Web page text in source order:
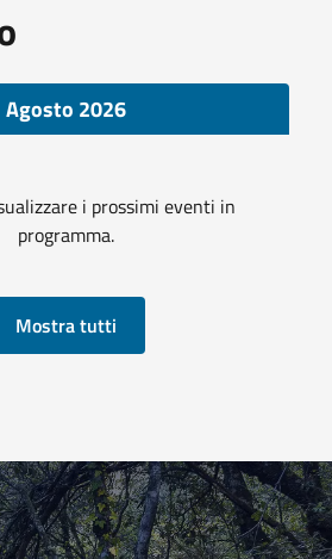
Agosto 2026
i prossimi eventi in
programma.
Mostra tutti